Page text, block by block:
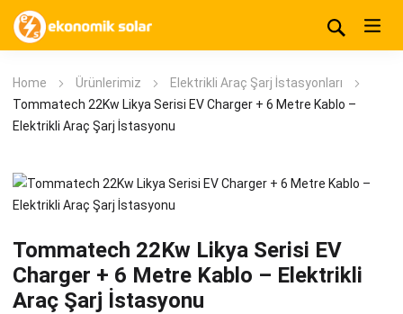
Home Ürünlerimiz
Elektrikli Araç Şarj İstasyonları
Tommatech 22Kw Likya Serisi EV Charger + 6 Metre Kablo –
Elektrikli Araç Şarj İstasyonu
Tommatech 22Kw Likya Serisi EV
Charger + 6 Metre Kablo – Elektrikli
Araç Şarj İstasyonu